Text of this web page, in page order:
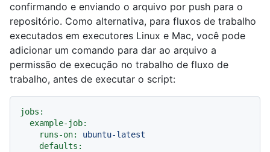
confirmando e enviando o arquivo por push para o
repositório. Como alternativa, para fluxos de trabalho
executados em executores Linux e Mac, você pode
adicionar um comando para dar ao arquivo a
permissão de execução no trabalho de fluxo de
trabalho, antes de executar o script:
jobs:
example-job:
runs-on:
ubuntu-latest
defaults: